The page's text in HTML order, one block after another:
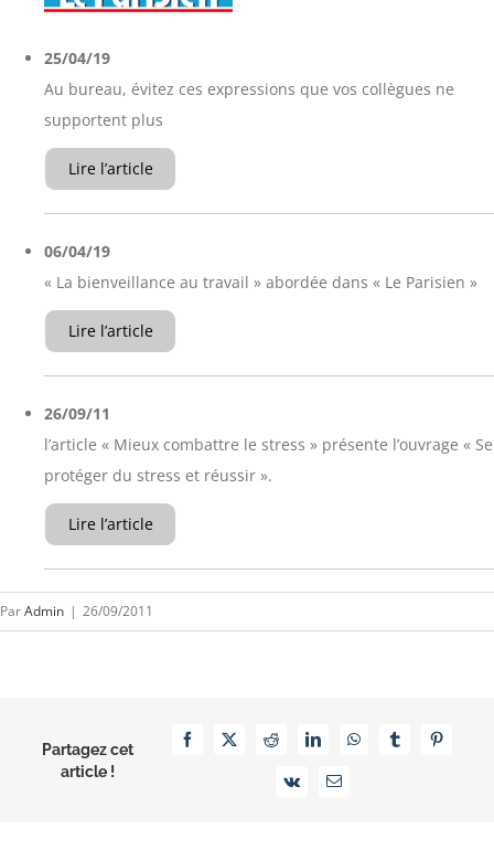
25/04/19
Au bureau, évitez ces expressions que vos collègues ne
supportent plus
Lire l’article
06/04/19
« La bienveillance au travail » abordée dans « Le Parisien »
Lire l’article
26/09/11
l’article « Mieux combattre le stress » présente l’ouvrage « Se
protéger du stress et réussir ».
Lire l’article
ParAdmin | 26/09/2011
Partagez cet
article !
Facebook
X RedditLinkedInWhatsAppTumblrPinterest
Vk Email